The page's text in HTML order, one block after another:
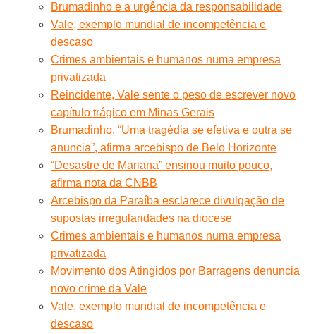
Brumadinho e a urgência da responsabilidade
Vale, exemplo mundial de incompetência e
descaso
Crimes ambientais e humanos numa empresa
privatizada
Reincidente, Vale sente o peso de escrever novo
capítulo trágico em Minas Gerais
Brumadinho. “Uma tragédia se efetiva e outra se
anuncia”, afirma arcebispo de Belo Horizonte
“Desastre de Mariana” ensinou muito pouco,
afirma nota da CNBB
Arcebispo da Paraíba esclarece divulgação de
supostas irregularidades na diocese
Crimes ambientais e humanos numa empresa
privatizada
Movimento dos Atingidos por Barragens denuncia
novo crime da Vale
Vale, exemplo mundial de incompetência e
descaso